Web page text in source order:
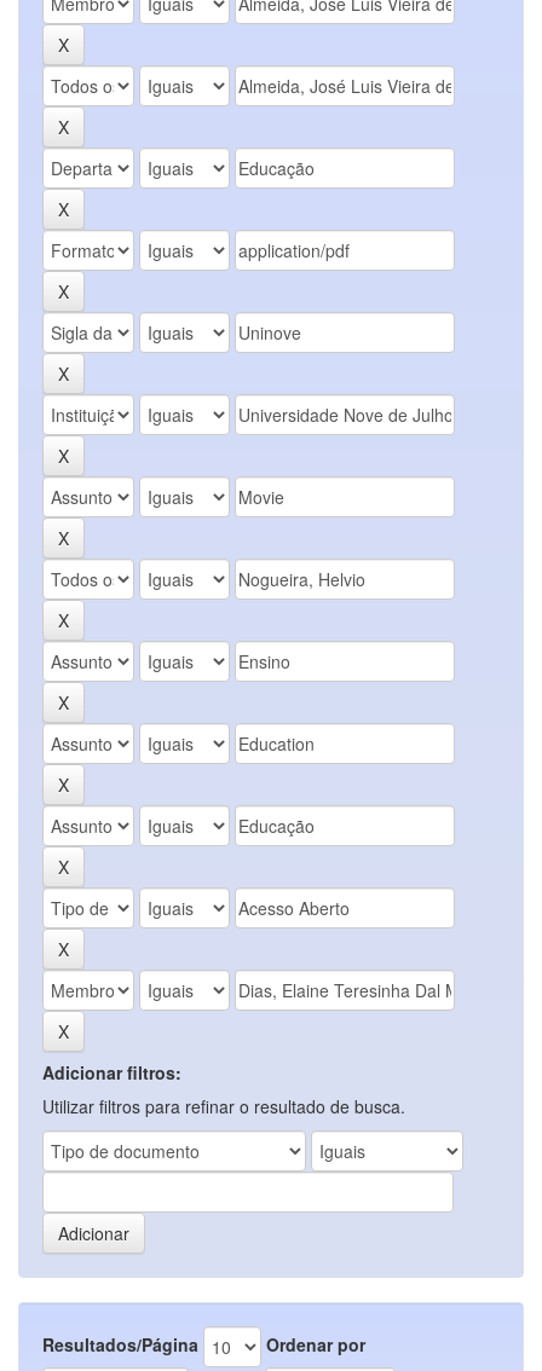
Adicionar filtros:
Utilizar filtros para refinar o resultado de busca.
Resultados/Página Ordenar por